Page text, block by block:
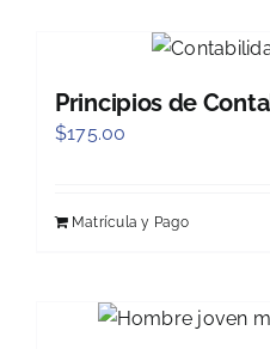
Principios de
$175.00
Matrícula y Pago